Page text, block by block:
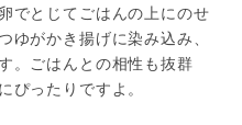
でとじてごはんの上にのせ
ゆがかき揚げに染み込み、
。ごはんとの相性も抜群
ぴったりですよ。